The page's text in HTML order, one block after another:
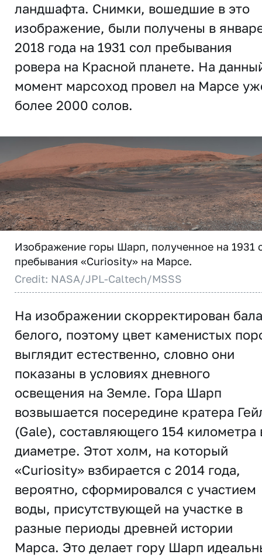
ландшафта. Снимки, вошедшие в это
изображение, были получены в
2018 года на 1931 сол пребывания
ровера на Красной планете. На
момент марсоход провел на Марсе
более 2000 солов.
Изображение горы Шарп, полученное на 1931
пребывания «Curiosity» на Марсе.
Credit: NASA/JPL-Caltech/MSSS
На изображении скорректирован
белого, поэтому цвет каменистых
выглядит естественно, словно они
показаны в условиях дневного
освещения на Земле. Гора Шарп
возвышается посередине кратера
(Gale), составляющего 154 километра
диаметре. Этот холм, на который
«Curiosity» взбирается с 2014 года,
вероятно, сформировался с участием
воды, присутствующей на участке в
разные периоды древней истории
Марса. Это делает гору Шарп